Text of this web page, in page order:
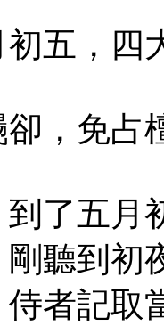
五，四
，免占
五月
聽到初
侍者記取